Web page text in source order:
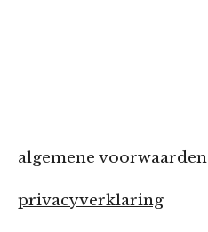
algemene voorwaarden
privacyverklaring